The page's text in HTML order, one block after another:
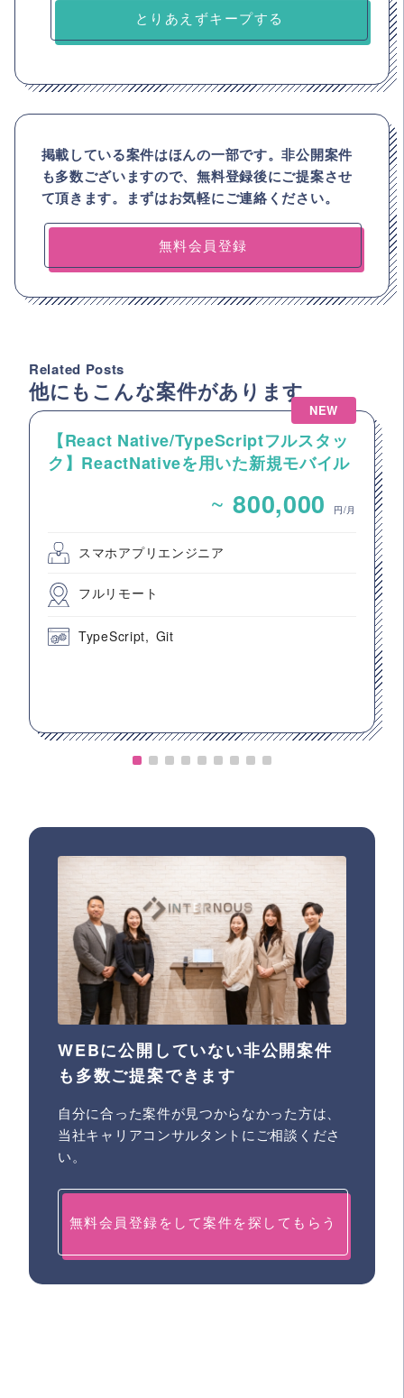
とりあえずキープする
掲載している案件はほんの一部です。非公開案件
も多数ございますので、無料登録後にご提案させ
て頂きます。まずはお気軽にご連絡ください。
無料会員登録
Related Posts
他にもこんな案件があります
NEW
【React Native/TypeScriptフルスタッ
ク】ReactNativeを用いた新規モバイル
~ 800,000 円/月
スマホアプリエンジニア
フルリモート
TypeScript Git
WEBに公開していない非公開案件
も多数ご提案できます
自分に合った案件が見つからなかった方は、
当社キャリアコンサルタントにご相談くださ
い。
無料会員登録をして案件を探してもらう